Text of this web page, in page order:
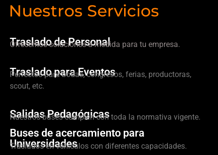
Nuestros Servicios
Traslado de Personal
Ofrecemos soluciones a medida para tu empresa.
Traslado para Eventos
Perfectos para bodas, congresos, ferias, productoras,
scout, etc.
Salidas Pedagógicas
Nuestros buses cumplen con toda la normativa vigente.
Buses de acercamiento para
Universidades
Traslados en vehículos con diferentes capacidades.